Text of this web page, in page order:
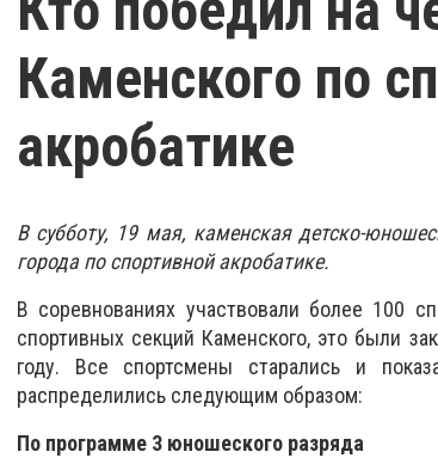
Каменского по
акробатике
В субботу, 19 мая, каменская детско-
города по спортивной акробатике.
В соревнованиях участвовали более 100
спортивных секций Каменского, это были
году. Все спортсмены старались и
распределились следующим образом:
По программе 3 юношеского разряда